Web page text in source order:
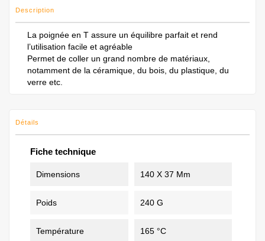
Description
La poignée en T assure un équilibre parfait et rend
l’utilisation facile et agréable
Permet de coller un grand nombre de matériaux,
notamment de la céramique, du bois, du plastique, du
verre etc.
Détails
Fiche technique
Dimensions 140 X 37 Mm
Poids 240 G
Température 165 °C